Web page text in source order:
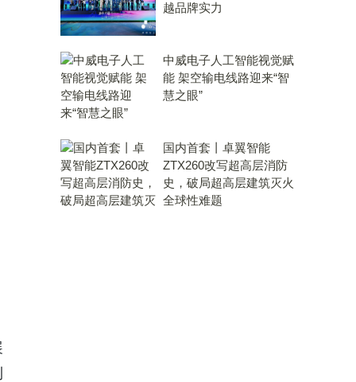
越品牌实力
中威电子人工智能视觉赋
能 架空输电线路迎来“智
慧之眼”
国内首套丨卓翼智能
ZTX260改写超高层消防
史，破局超高层建筑灭火
全球性难题